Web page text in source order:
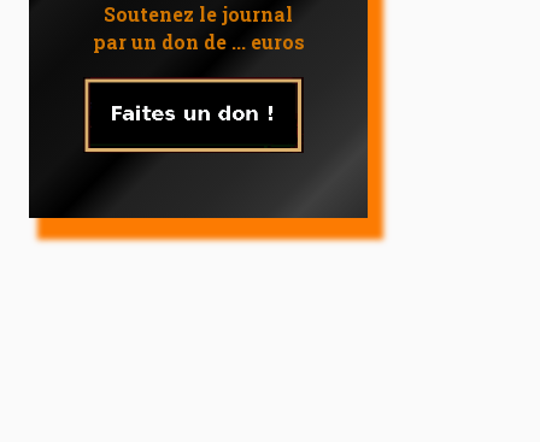
Soutenez le journal
par un don de ... euros